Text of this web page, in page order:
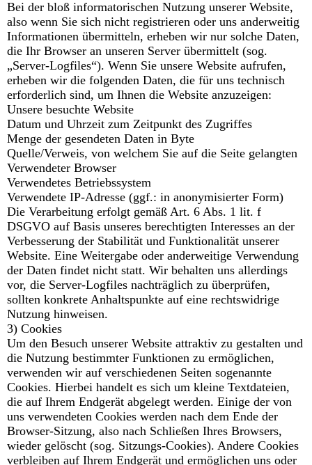
Bei der bloß informatorischen Nutzung unserer Website,
also wenn Sie sich nicht registrieren oder uns anderweitig
Informationen übermitteln, erheben wir nur solche Daten,
die Ihr Browser an unseren Server übermittelt (sog.
„Server-Logfiles“). Wenn Sie unsere Website aufrufen,
erheben wir die folgenden Daten, die für uns technisch
erforderlich sind, um Ihnen die Website anzuzeigen:
Unsere besuchte Website
Datum und Uhrzeit zum Zeitpunkt des Zugriffes
Menge der gesendeten Daten in Byte
Quelle/Verweis, von welchem Sie auf die Seite gelangten
Verwendeter Browser
Verwendetes Betriebssystem
Verwendete IP-Adresse (ggf.: in anonymisierter Form)
Die Verarbeitung erfolgt gemäß Art. 6 Abs. 1 lit. f
DSGVO auf Basis unseres berechtigten Interesses an der
Verbesserung der Stabilität und Funktionalität unserer
Website. Eine Weitergabe oder anderweitige Verwendung
der Daten findet nicht statt. Wir behalten uns allerdings
vor, die Server-Logfiles nachträglich zu überprüfen,
sollten konkrete Anhaltspunkte auf eine rechtswidrige
Nutzung hinweisen.
3) Cookies
Um den Besuch unserer Website attraktiv zu gestalten und
die Nutzung bestimmter Funktionen zu ermöglichen,
verwenden wir auf verschiedenen Seiten sogenannte
Cookies. Hierbei handelt es sich um kleine Textdateien,
die auf Ihrem Endgerät abgelegt werden. Einige der von
uns verwendeten Cookies werden nach dem Ende der
Browser-Sitzung, also nach Schließen Ihres Browsers,
wieder gelöscht (sog. Sitzungs-Cookies). Andere Cookies
verbleiben auf Ihrem Endgerät und ermöglichen uns oder